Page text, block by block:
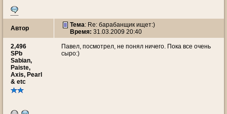
Автор Тема: Re: барабанщик ищет:)
Время: 31.03.2009 20:40
2,496
SPb
Sabian,
Paiste,
Axis, Pearl
& etc
Павел, посмотрел, не понял ничего. Пока все очень
сыро:)